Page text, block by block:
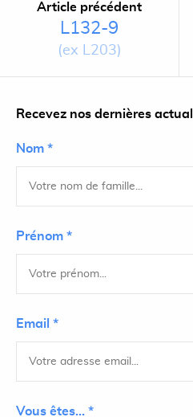
Article précédent
L132-9
(ex L203)
Recevez nos dernières
Nom *
Prénom *
Email *
Vous êtes... *